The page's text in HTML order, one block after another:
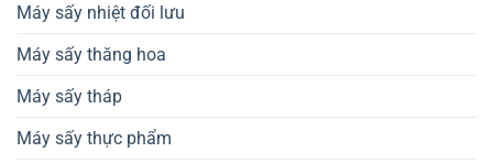
Máy sấy nhiệt đối lưu
Máy sấy thăng hoa
Máy sấy tháp
Máy sấy thực phẩm